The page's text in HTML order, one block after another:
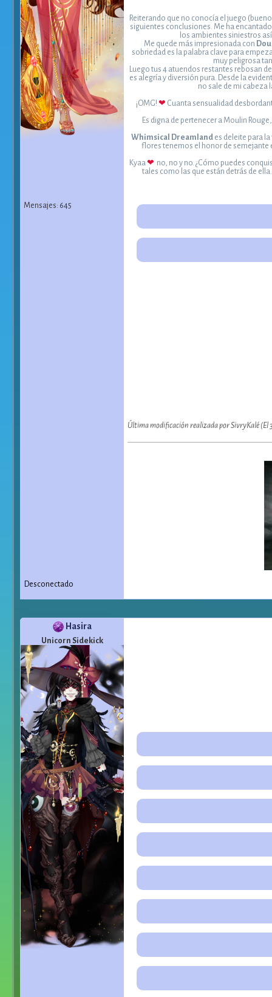
Mensajes: 645
Reiterando que no conocía el juego
siguientes conclusiones. Me ha
los ambientes siniestros
Me quede más impresionada con
sobriedad es la palabra clave para
muy peligrosa
Luego tus 4 atuendos restantes rebosan
es alegría y diversión pura. Desde la
no sale de mi cabeza
¡OMG! ❤ Cuanta sensualidad
Es digna de pertenecer a Moulin
Whimsical Dreamlandes deleite para
flores tenemos el honor de semejante
Kyaa❤ no, no y no. ¿Cómo puedes
tales como las que están detrás de
Última modificación realizada por SivryKalé (El
Desconectado
Hasira
Unicorn Sidekick